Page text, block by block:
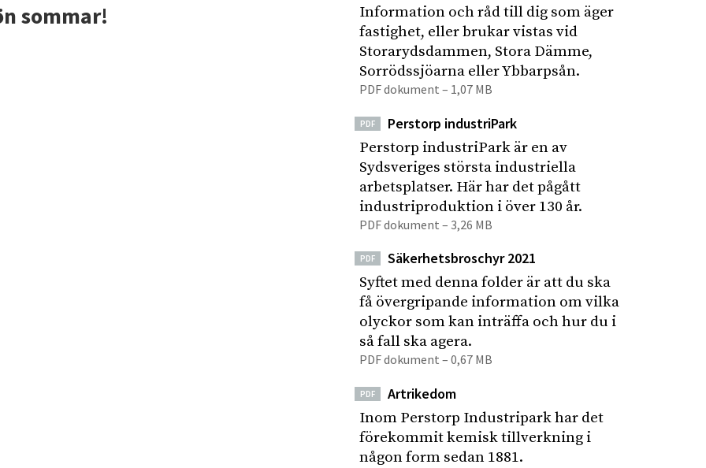
sommar!
Information och råd till dig som äger
fastighet, eller brukar vistas vid
Storarydsdammen, Stora Dämme,
Sorrödssjöarna eller Ybbarpsån.
PDF dokument – 1,07 MB
PDF
Perstorp industriPark
Perstorp industriPark är en av
Sydsveriges största industriella
arbetsplatser. Här har det pågått
industriproduktion i över 130 år.
PDF dokument – 3,26 MB
PDF
Säkerhetsbroschyr 2021
Syftet med denna folder är att du ska
få övergripande information om vilka
olyckor som kan inträffa och hur du i
så fall ska agera.
PDF dokument – 0,67 MB
PDF
Artrikedom
Inom Perstorp Industripark har det
förekommit kemisk tillverkning i
någon form sedan 1881.